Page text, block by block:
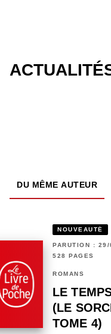
DU MÊME AUTEUR
NOUVEAUTÉ
PARUTION :
528 PAGES
ROMANS
LE
(LE
TOME 4)